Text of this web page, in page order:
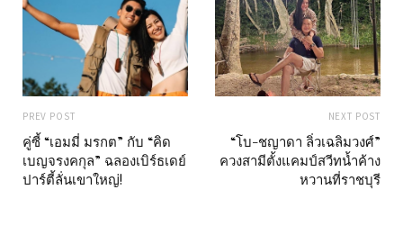
PREV POST
คู่ซี้ “เอมมี่ มรกต” กับ “คิด
เบญจรงคกุล” ฉลองเบิร์ธเดย์
ปาร์ตี้ลั่นเขาใหญ่!
NEXT POST
“โบ-ชญาดา ลิ่วเฉลิมวงศ์”
ควงสามีตั้งแคมป์สวีทน้ำค้าง
หวานที่ราชบุรี